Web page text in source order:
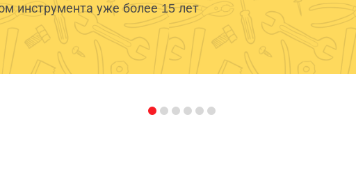
инструмента уже более 15 лет